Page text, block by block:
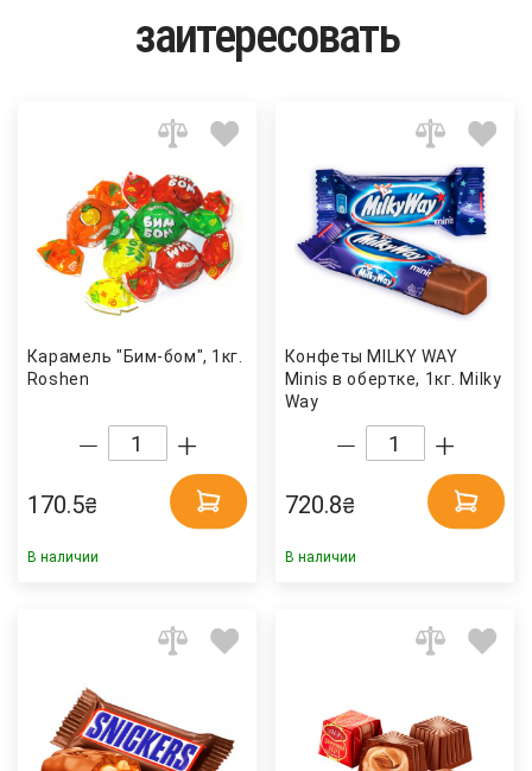
заитересовать
Карамель "Бим-бом", 1кг.
Roshen
170.5₴
В наличии
Конфеты MILKY WAY
Minis в обертке, 1кг. Milky
Way
720.8₴
В наличии